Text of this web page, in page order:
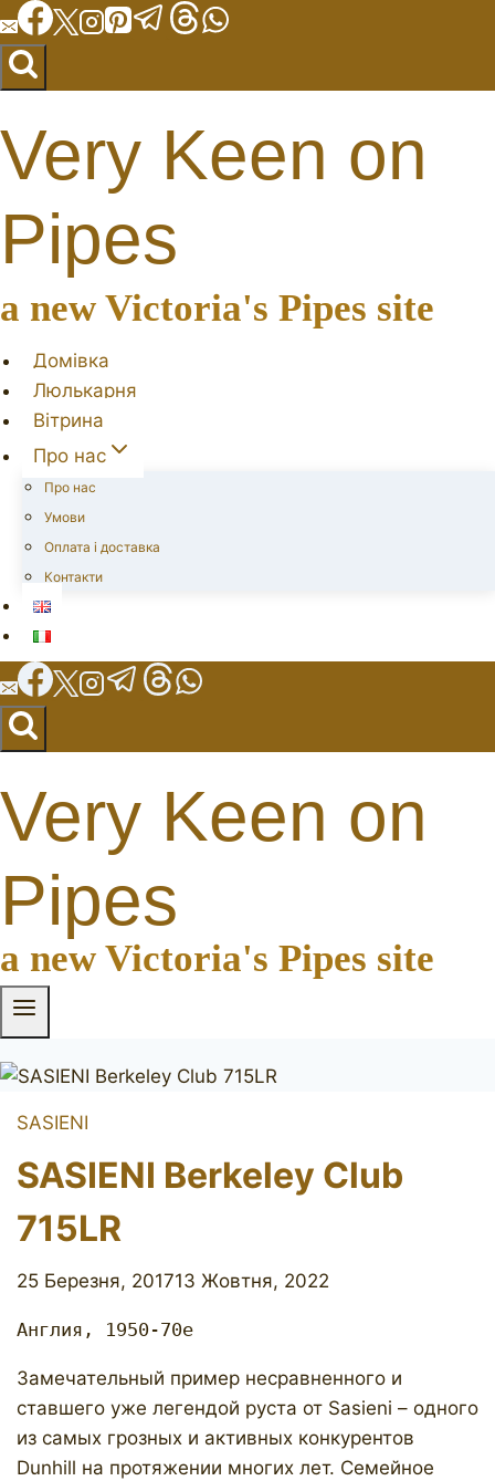
Перейти
до
вмісту
Very Keen on
Pipes
a new Victoria's Pipes site
Домівка
Люлькарня
Вітрина
Про нас
Про нас
Умови
Оплата і доставка
Контакти
Very Keen on
Pipes
a new Victoria's Pipes site
SASIENI
SASIENI Berkeley Club
715LR
25 Березня, 201713 Жовтня, 2022
Англия, 1950-70е
Замечательный пример несравненного и
ставшего уже легендой руста от Sasieni – одного
из самых грозных и активных конкурентов
Dunhill на протяжении многих лет. Семейное